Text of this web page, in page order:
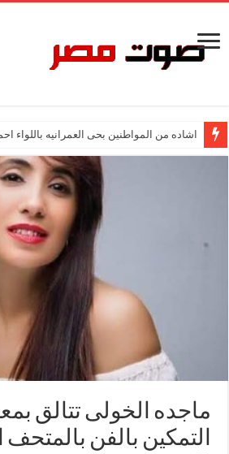
اشاده من المواطنين بحى العمرانيه باللواء
ماجده الخولى تتالق
التمكين بالفن